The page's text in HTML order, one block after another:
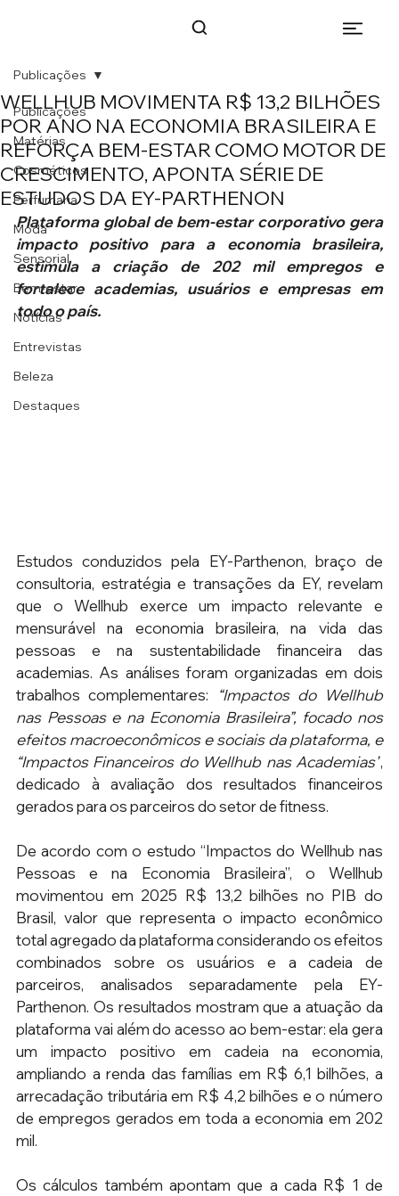
Publicações
Matérias
Cosméticos
Perfumaria
Moda
Sensorial
Bem-estar
Notícias
Entrevistas
Beleza
Destaques
Publicações
WELLHUB MOVIMENTA R$ 13,2 BILHÕES
POR ANO NA ECONOMIA BRASILEIRA E
REFORÇA BEM-ESTAR COMO MOTOR DE
CRESCIMENTO, APONTA SÉRIE DE
ESTUDOS DA EY-PARTHENON
Plataforma global de bem-estar corporativo gera
impacto positivo para a economia brasileira,
estimula a criação de 202 mil empregos e
fortalece academias, usuários e empresas em
todo o país.
Estudos conduzidos pela EY-Parthenon, braço de
consultoria, estratégia e transações da EY, revelam
que o Wellhub exerce um impacto relevante e
mensurável na economia brasileira, na vida das
pessoas e na sustentabilidade financeira das
academias. As análises foram organizadas em dois
trabalhos complementares:
“Impactos do Wellhub
nas Pessoas e na Economia Brasileira”, focado nos
efeitos macroeconômicos e sociais da plataforma, e
“Impactos Financeiros do Wellhub nas Academias”,
dedicado à avaliação dos resultados financeiros
gerados para os parceiros do setor de fitness.
De acordo com o estudo “Impactos do Wellhub nas
Pessoas e na Economia Brasileira”, o Wellhub
movimentou em 2025 R$ 13,2 bilhões no PIB do
Brasil, valor que representa o impacto econômico
total agregado da plataforma considerando os efeitos
combinados sobre os usuários e a cadeia de
parceiros, analisados separadamente pela EY-
Parthenon. Os resultados mostram que a atuação da
plataforma vai além do acesso ao bem-estar: ela gera
um impacto positivo em cadeia na economia,
ampliando a renda das famílias em R$ 6,1 bilhões, a
arrecadação tributária em R$ 4,2 bilhões e o número
de empregos gerados em toda a economia em 202
mil.
Os cálculos também apontam que a cada R$ 1 de